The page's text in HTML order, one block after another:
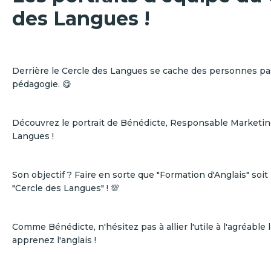
des Langues !
Derrière le Cercle des Langues se cache des personnes
pédagogie. 😋
Découvrez le portrait de Bénédicte, Responsable
Langues !
Son objectif ? Faire en sorte que "Formation d'Anglais"
"Cercle des Langues" ! 💯
Comme Bénédicte, n'hésitez pas à allier l'utile à l'agréable
apprenez l'anglais !